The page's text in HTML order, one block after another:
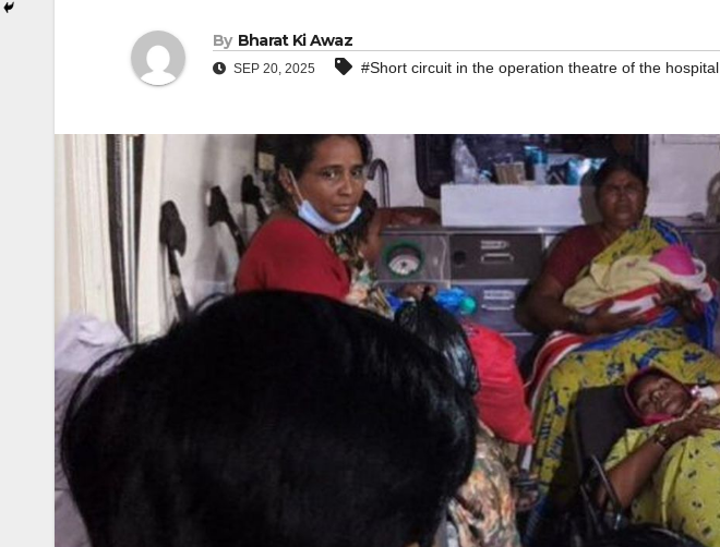
By Bharat Ki Awaz
SEP 20, 2025 #Short circuit in the operation theatre of the hospital